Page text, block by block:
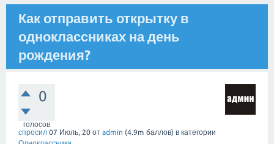
Как отправить открытку в
одноклассниках на день
рождения?
0
голосов
спросил 07 Июль, 20 от admin (4.9m баллов) в категории